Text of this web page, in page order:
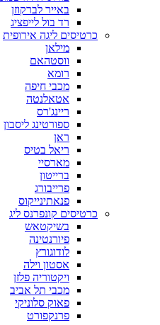
באייר לברקוזן
רד בול לייפציג
כרטיסים ליגה אירופית
מילאן
ווסטהאם
רומא
מכבי חיפה
אטאלנטה
ריינג'רס
ספורטינג ליסבון
ראן
ריאל בטיס
מארסיי
ברייטון
פרייבורג
פנאתינייקוס
כרטיסים קונפרנס ליג
בשיקטאש
פיורנטינה
לודוגורץ
אסטון וילה
ויקטוריה פלזן
מכבי תל אביב
פאוק סלוניקי
פרנקפורט